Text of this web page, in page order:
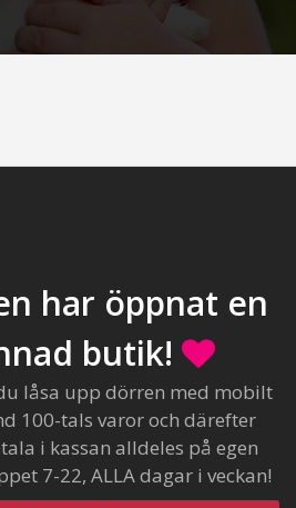
har öppnat en
butik!
låsa upp dörren med mobilt
100-tals varor och därefter
i kassan alldeles på egen
7-22, ALLA dagar i veckan!